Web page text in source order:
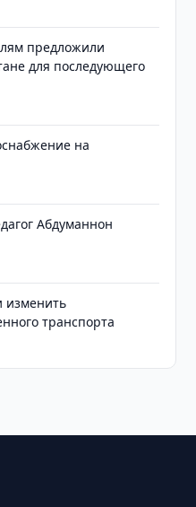
предложили
для последующего
на
Абдуманнон
изменить
транспорта